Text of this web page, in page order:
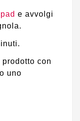
pad e avvolgi
con
o uno